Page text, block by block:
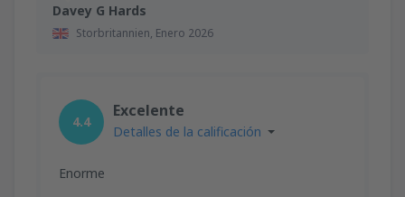
Davey G Hards
Storbritannien, Enero 2026
4.4
Excelente
Detalles de la calificación
Enorme